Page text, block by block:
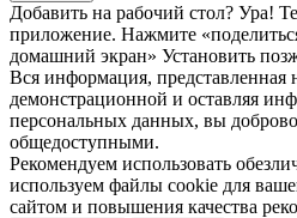
Добавить на рабочий стол? Ура!
приложение. Нажмите
домашний экран» Установить
Вся информация, представленная
демонстрационной и оставляя
персональных данных, вы
общедоступными.
Рекомендуем использовать
используем файлы cookie для
сайтом и повышения качества